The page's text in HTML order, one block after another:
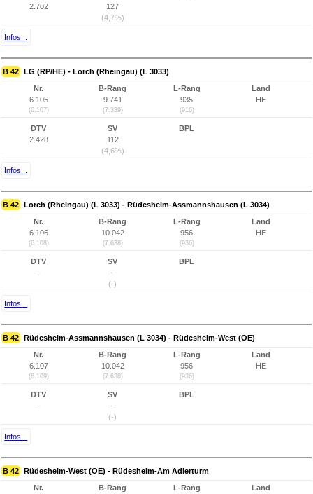
2.702
127
(4,7%)
Infos...
B 42 LG (RP/HE) - Lorch (Rheingau) (L 3033)
Nr.
6.105
(6.107)
B-Rang
9.741
(7.339)
L-Rang
935
(916)
Land
HE
DTV
2.428
SV
112
(4,6%)
BPL
Infos...
B 42 Lorch (Rheingau) (L 3033) - Rüdesheim-Assmannshausen (L 3034)
Nr.
6.106
(6.108)
B-Rang
10.042
(7.638)
L-Rang
956
(936)
Land
HE
DTV
-
SV
-
(-)
BPL
Infos...
B 42 Rüdesheim-Assmannshausen (L 3034) - Rüdesheim-West (OE)
Nr.
6.107
(6.109)
B-Rang
10.042
(7.638)
L-Rang
956
(936)
Land
HE
DTV
-
SV
-
(-)
BPL
Infos...
B 42 Rüdesheim-West (OE) - Rüdesheim-Am Adlerturm
Nr.
B-Rang
L-Rang
Land